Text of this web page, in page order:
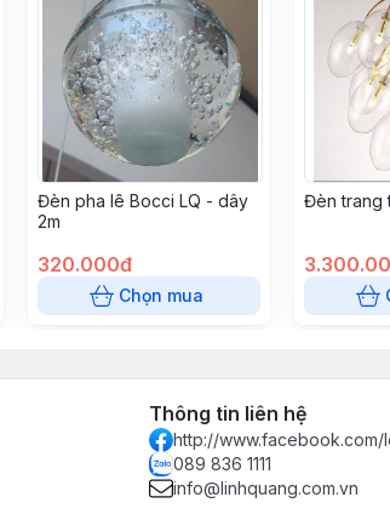
Đèn pha lê Bocci LQ - dây
2m
320.000đ
Chọn mua
Đèn trang
Thông tin liên hệ
http://www.facebook.com/
089 836 1111
info@linhquang.com.vn